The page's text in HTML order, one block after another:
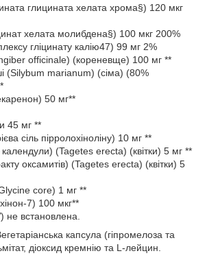
глицината хелата хрома§) 120 мкг
хелата молибдена§) 100 мкг 200%
гліцинату калію47) 99 мг 2%
officinale) (кореневще) 100 мг **
(Silybum marianum) (сіма) (80%
50 мг**
45 мг **
сіль пірролохіноліну) 10 мг **
календули) (Tagetes erecta) (квітки) 5 мг **
оксамитів) (Tagetes erecta) (квітки) 5
core) 1 мг **
7) 100 мкг**
встановлена.
капсула (гіпромелоза та
діоксид кремнію та L-лейцин.